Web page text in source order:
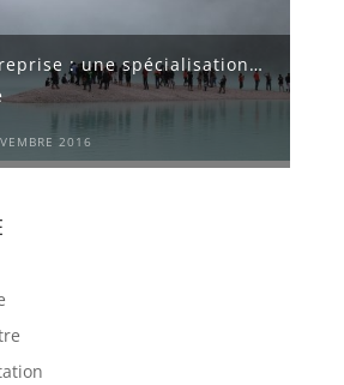
: une spécialisation…
2016